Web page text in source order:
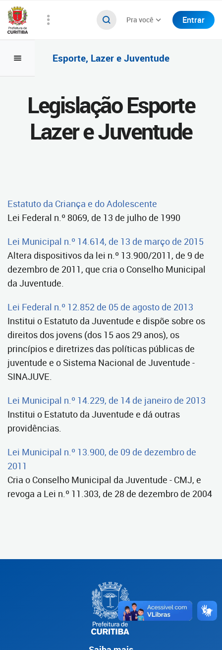
Pra você Entrar
Esporte, Lazer e Juventude
Legislação Esporte
Lazer e Juventude
Estatuto da Criança e do Adolescente
Lei Federal n.º 8069, de 13 de julho de 1990
Lei Municipal n.º 14.614, de 13 de março de 2015
Altera dispositivos da lei n.º 13.900/2011, de 9 de
dezembro de 2011, que cria o Conselho Municipal
da Juventude.
Lei Federal n.º 12.852 de 05 de agosto de 2013
Institui o Estatuto da Juventude e dispõe sobre os
direitos dos jovens (dos 15 aos 29 anos), os
princípios e diretrizes das políticas públicas de
juventude e o Sistema Nacional de Juventude -
SINAJUVE.
Lei Municipal n.º 14.229, de 14 de janeiro de 2013
Institui o Estatuto da Juventude e dá outras
providências.
Lei Municipal n.º 13.900, de 09 de dezembro de
2011
Cria o Conselho Municipal da Juventude - CMJ, e
revoga a Lei n.º 11.303, de 28 de dezembro de 2004